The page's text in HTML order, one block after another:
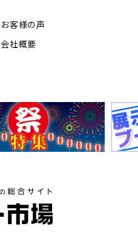
お客様の声
会社概要